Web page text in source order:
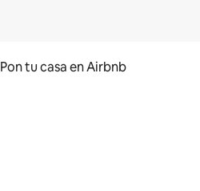
Pon tu casa en Airbnb